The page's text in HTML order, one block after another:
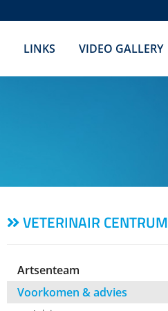
LINKS VIDEO GALLERY
VETERINAIR CENTRUM
Artsenteam
Voorkomen & advies